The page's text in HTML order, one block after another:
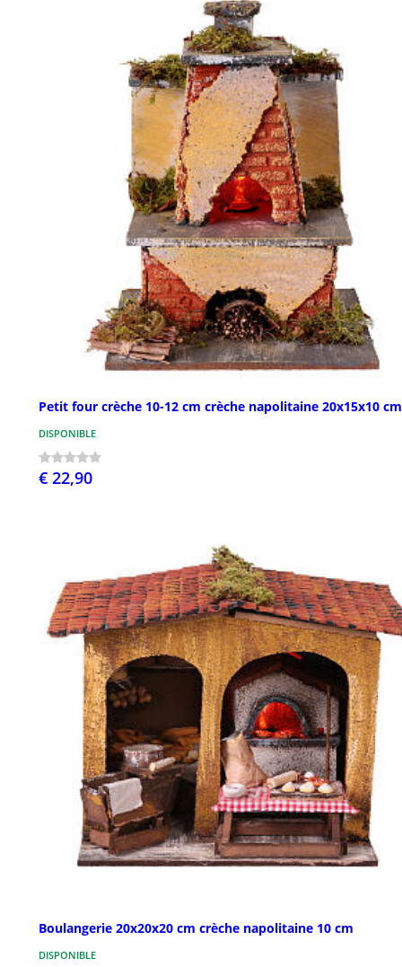
Petit four crèche 10-12 cm crèche napolitaine 20x15x10 cm
DISPONIBLE
€ 22,90
Boulangerie 20x20x20 cm crèche napolitaine 10 cm
DISPONIBLE